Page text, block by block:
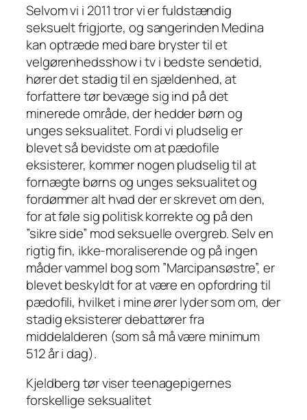
Selvom vi i 2011 tror vi er fuldstændig
seksuelt frigjorte, og sangerinden Medina
kan optræde med bare bryster til et
velgørenhedsshow i tv i bedste sendetid,
hører det stadig til en sjældenhed, at
forfattere tør bevæge sig ind på det
minerede område, der hedder børn og
unges seksualitet. Fordi vi pludselig er
blevet så bevidste om at pædofile
eksisterer, kommer nogen pludselig til at
fornægte børns og unges seksualitet og
fordømmer alt hvad der er skrevet om den,
for at føle sig politisk korrekte og på den
”sikre side” mod seksuelle overgreb. Selv en
rigtig fin, ikke-moraliserende og på ingen
måder vammel bog som ”Marcipansøstre”,er
blevet beskyldt for at være en opfordring til
pædofili, hvilket i mine ører lyder som om, der
stadig eksisterer debattører fra
middelalderen (som så må være minimum
512 år i dag).
Kjeldberg tør viser teenagepigernes
forskellige seksualitet